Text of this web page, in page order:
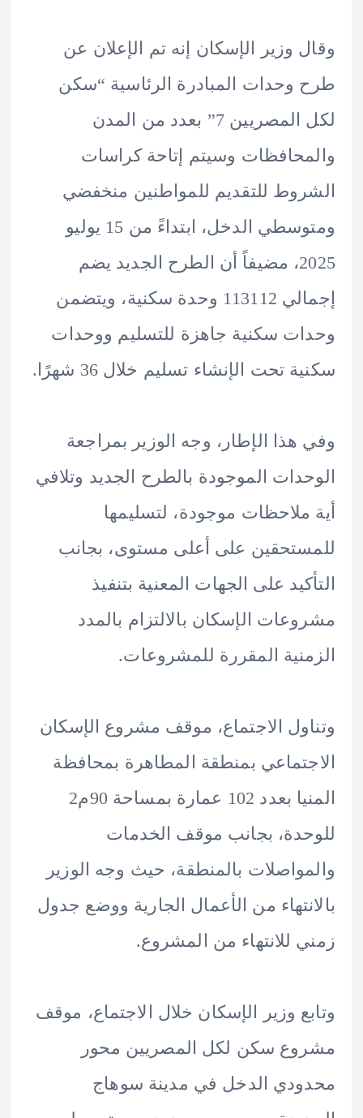
وزير الإسكان إنه تم الإعلان عن
وحدات المبادرة الرئاسية “سكن
لكل المصريين 7” بعدد من المدن
وسيتم إتاحة كراسات
للتقديم للمواطنين منخفضي
ومتوسطي الدخل، ابتداءً من 15 يوليو
2025، مضيفاً أن الطرح الجديد يضم
إجمالي 113112 وحدة سكنية، ويتضمن
سكنية جاهزة للتسليم ووحدات
تحت الإنشاء تسليم خلال 36 شهرًا.
الإطار، وجه الوزير بمراجعة
الموجودة بالطرح الجديد وتلافي
موجودة، لتسليمها
على أعلى مستوى، بجانب
على الجهات المعنية بتنفيذ
الإسكان بالالتزام بالمدد
المقررة للمشروعات.
الاجتماع، موقف مشروع الإسكان
بمنطقة المطاهرة بمحافظة
المنيا بعدد 102 عمارة بمساحة 90م2
بجانب موقف الخدمات
بالمنطقة، حيث وجه الوزير
من الأعمال الجارية ووضع جدول
للانتهاء من المشروع.
وزير الإسكان خلال الاجتماع، موقف
سكن لكل المصريين محور
الدخل في مدينة سوهاج